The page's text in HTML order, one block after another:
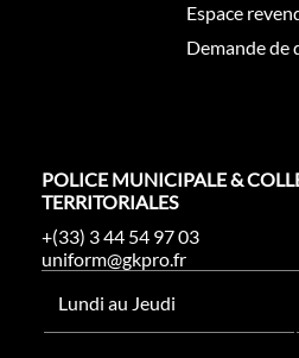
Espace
Demande de
POLICE MUNICIPALE &
TERRITORIALES
+(33) 3 44 54 97 03
uniform@gkpro.fr
Lundi au Jeudi